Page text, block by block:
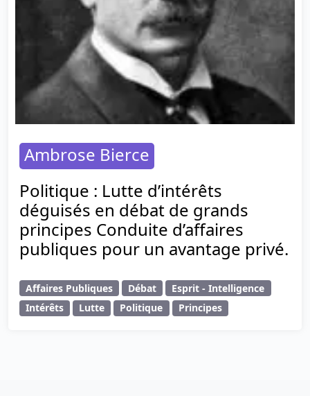
Ambrose Bierce
Politique : Lutte d’intérêts
déguisés en débat de grands
principes Conduite d’affaires
publiques pour un avantage privé.
Affaires Publiques Débat
Esprit - Intelligence
Intérêts
Lutte Politique Principes